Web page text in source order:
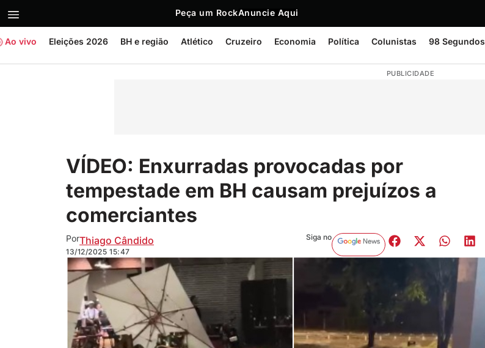
Peça um RockAnuncie Aqui
Ao vivo Eleições 2026 BH e região Atlético Cruzeiro Economia Política Colunistas 98 Segundos
PUBLICIDADE
VÍDEO: Enxurradas provocadas por
tempestade em BH causam prejuízos a
comerciantes
PorThiago Cândido
13/12/2025 15:47
Siga no